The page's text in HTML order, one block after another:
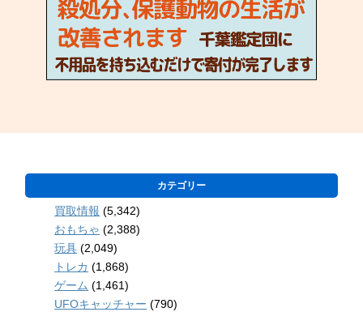
カテゴリー
買取情報 (5,342)
おもちゃ (2,388)
玩具 (2,049)
トレカ (1,868)
ゲーム (1,461)
UFOキャッチャー (790)